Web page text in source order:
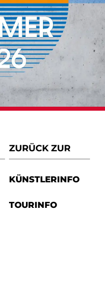
ZURÜCK ZUR
KÜNSTLERINFO
TOURINFO